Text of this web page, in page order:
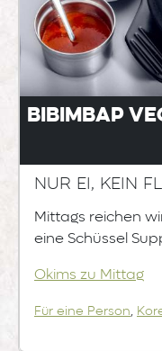
Bibimbap
Nur Ei, kein
Mittags reichen
eine Schüssel
Okims zu Mittag
Für eine Person,